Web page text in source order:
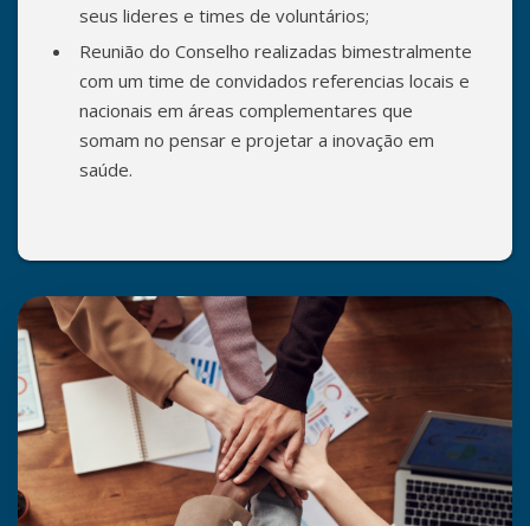
seus lideres e times de voluntários;
Reunião do Conselho realizadas bimestralmente
com um time de convidados referencias locais e
nacionais em áreas complementares que
somam no pensar e projetar a inovação em
saúde.